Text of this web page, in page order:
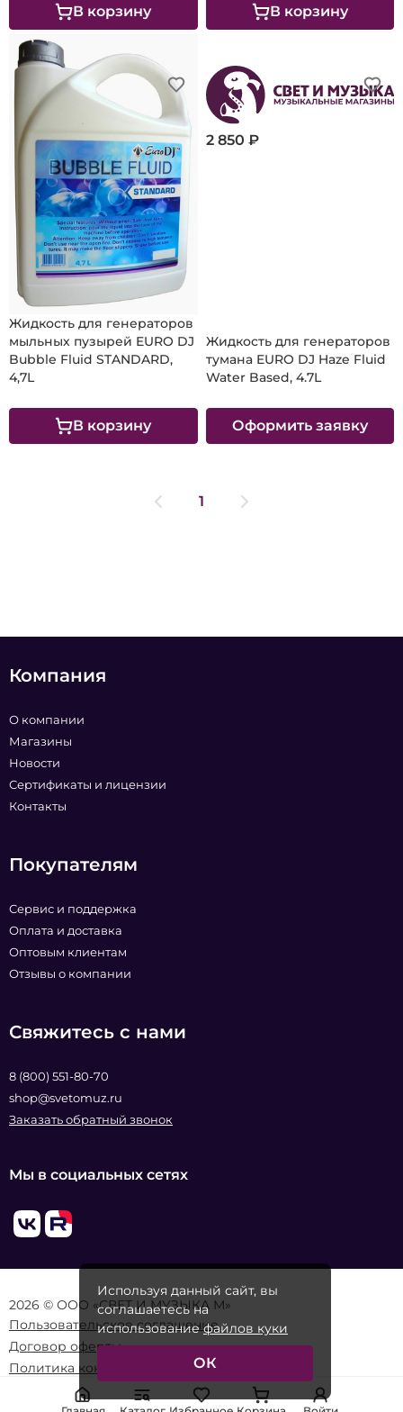
В корзину В корзину
Жидкость для генераторов
мыльных пузырей EURO DJ
Bubble Fluid STANDARD,
4,7L
2 000 ₽
В корзину
Жидкость для генераторов
тумана EURO DJ Haze Fluid
Water Based, 4.7L
2 850 ₽
Оформить заявку
1
Компания
О компании
Магазины
Новости
Сертификаты и лицензии
Контакты
Покупателям
Сервис и поддержка
Оплата и доставка
Оптовым клиентам
Отзывы о компании
Свяжитесь с нами
8 (800) 551-80-70
shop@svetomuz.ru
Заказать обратный звонок
Мы в социальных сетях
2026 © ООО «СВЕТ И МУЗЫКА М»
Пользовательское соглашение
Договор оферты
Политика конфиденциальности
Используя данный сайт, вы
соглашаетесь на
использованиефайлов куки
ОК